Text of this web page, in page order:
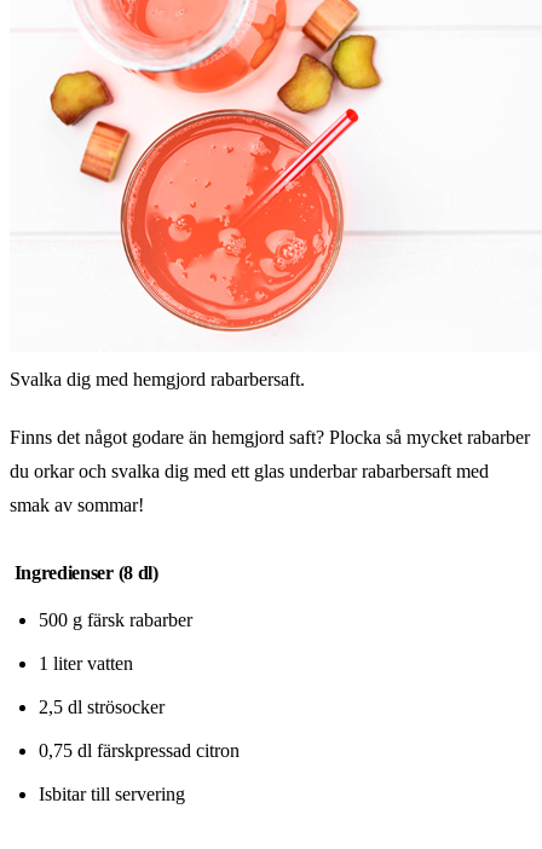
Svalka dig med hemgjord rabarbersaft.
Finns det något godare än hemgjord saft? Plocka så mycket rabarber
du orkar och svalka dig med ett glas underbar rabarbersaft med
smak av sommar!
Ingredienser (8 dl)
500 g färsk rabarber
1 liter vatten
2,5 dl strösocker
0,75 dl färskpressad citron
Isbitar till servering